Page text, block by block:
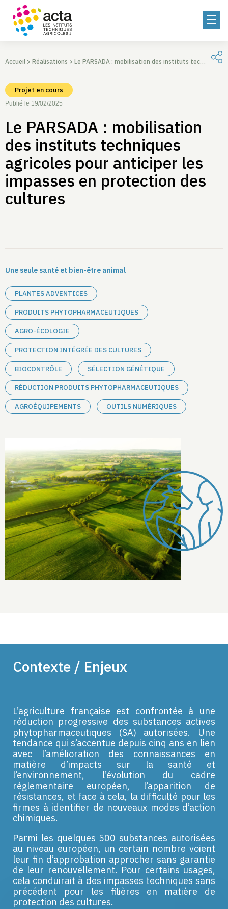
Accueil > Réalisations > Le PARSADA : mobilisation des instituts techniques agricoles pour anticiper les impasses en protection des cultures
Projet en cours
Publié le 19/02/2025
Le PARSADA : mobilisation
des instituts techniques
agricoles pour anticiper les
impasses en protection des
cultures
Une seule santé et bien-être animal
PLANTES ADVENTICES
PRODUITS PHYTOPHARMACEUTIQUES
AGRO-ÉCOLOGIE
PROTECTION INTÉGRÉE DES CULTURES
BIOCONTRÔLE SÉLECTION GÉNÉTIQUE
RÉDUCTION PRODUITS PHYTOPHARMACEUTIQUES
AGROÉQUIPEMENTS OUTILS NUMÉRIQUES
Contexte / Enjeux
L’agriculture française est confrontée à une
réduction progressive des substances actives
phytopharmaceutiques (SA) autorisées. Une
tendance qui s’accentue depuis cinq ans en lien
avec l’amélioration des connaissances en
matière d’impacts sur la santé et
l’environnement, l’évolution du cadre
réglementaire européen, l’apparition de
résistances, et face à cela, la difficulté pour les
firmes à identifier de nouveaux modes d’action
chimiques.
Parmi les quelques 500 substances autorisées
au niveau européen, un certain nombre voient
leur fin d’approbation approcher sans garantie
de leur renouvellement. Pour certains usages,
cela conduirait à des impasses techniques sans
précédent pour les filières en matière de
protection des cultures.